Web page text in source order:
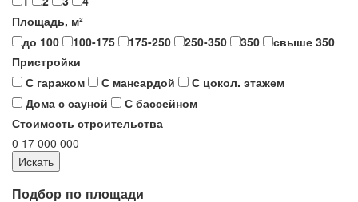
Площадь, м²
до 100
100-175 175-250 250-350 350
свыше 350
Пристройки
С гаражом
С мансардой
С цокол. этажем
Дома с сауной
С бассейном
Стоимость строительства
0 17 000 000
Подбор по площади